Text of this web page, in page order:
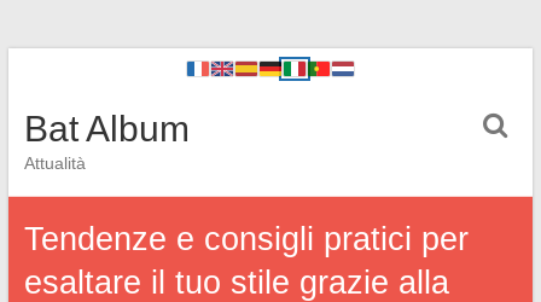
Bat Album
Attualità
Tendenze e consigli pratici per
esaltare il tuo stile grazie alla